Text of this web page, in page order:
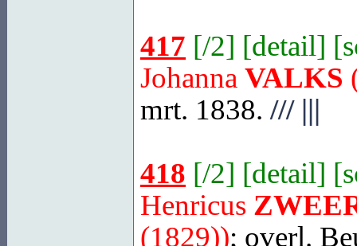
417 [/2] [detail] [
Johanna VALKS
mrt. 1838. ///|||
418 [/2] [detail] [
Henricus
(1829)); overl.